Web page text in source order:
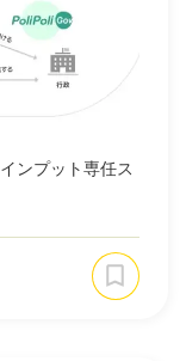
ンプット専任ス